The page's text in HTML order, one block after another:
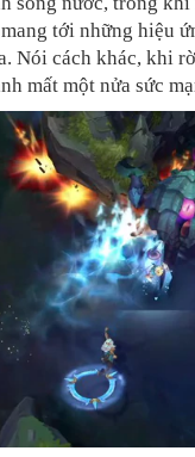
tới những hiệu
Nói cách khác, khi
mất một nửa sức